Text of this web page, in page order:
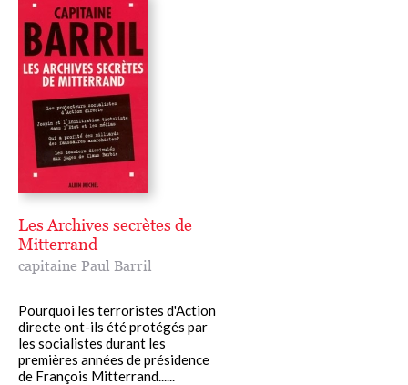
Les Archives secrètes de
Mitterrand
capitaine Paul Barril
Pourquoi les terroristes d'Action
directe ont-ils été protégés par
les socialistes durant les
premières années de présidence
de François Mitterrand......